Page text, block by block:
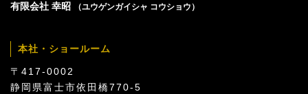
有限会社 幸昭 （ユウゲンガイシャ コウショウ）
本社・ショールーム
〒417-0002
静岡県富士市依田橋770-5